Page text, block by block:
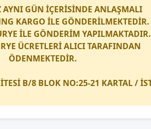
GÜN İÇERİSİNDE ANLAŞMALI
KARGO İLE GÖNDERİLMEKTEDİR.
İLE GÖNDERİM YAPILMAKTADIR.
ÜCRETLERİ ALICI TARAFINDAN
ÖDENMEKTEDİR.
B/8 BLOK NO:25-21 KARTAL /